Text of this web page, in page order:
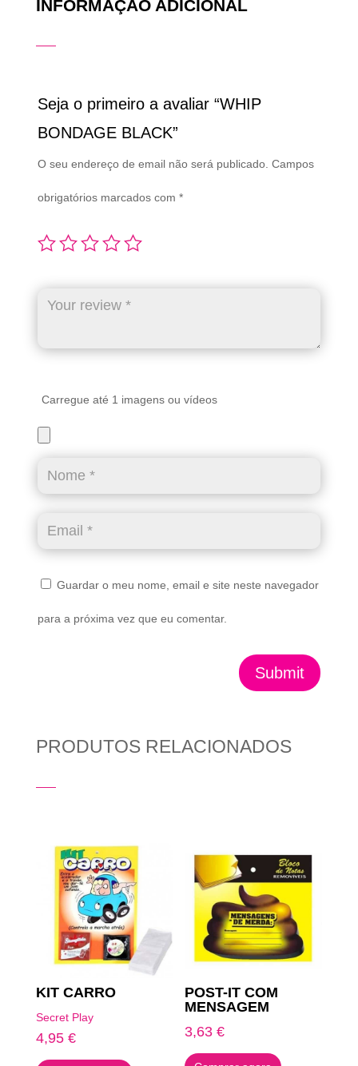
INFORMAÇÃO ADICIONAL
Seja o primeiro a avaliar “WHIP
BONDAGE BLACK”
O seu endereço de email não será publicado. Campos
obrigatórios marcados com *
Carregue até 1 imagens ou vídeos
Guardar o meu nome, email e site neste navegador
para a próxima vez que eu comentar.
Submit
PRODUTOS RELACIONADOS
KIT CARRO
Secret Play
4,95 €
POST-IT COM
MENSAGEM
3,63€